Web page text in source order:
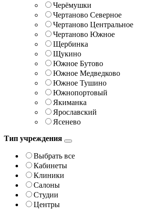
Черёмушки
Чертаново Северное
Чертаново Центральное
Чертаново Южное
Щербинка
Щукино
Южное Бутово
Южное Медведково
Южное Тушино
Южнопортовый
Якиманка
Ярославский
Ясенево
Тип учреждения
Выбрать все
Кабинеты
Клиники
Салоны
Студии
Центры